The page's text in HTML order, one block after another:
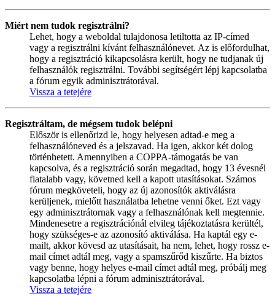
Miért nem tudok regisztrálni?
Lehet, hogy a weboldal tulajdonosa letiltotta az IP-címed
vagy a regisztrálni kívánt felhasználónevet. Az is előfordulhat,
hogy a regisztráció kikapcsolásra került, hogy ne tudjanak új
felhasználók regisztrálni. További segítségért lépj kapcsolatba
a fórum egyik adminisztrátorával.
Vissza a tetejére
Regisztráltam, de mégsem tudok belépni
Először is ellenőrizd le, hogy helyesen adtad-e meg a
felhasználóneved és a jelszavad. Ha igen, akkor két dolog
történhetett. Amennyiben a COPPA-támogatás be van
kapcsolva, és a regisztráció során megadtad, hogy 13 évesnél
fiatalabb vagy, követned kell a kapott utasításokat. Számos
fórum megköveteli, hogy az új azonosítók aktiválásra
kerüljenek, mielőtt használatba lehetne venni őket. Ezt vagy
egy adminisztrátornak vagy a felhasználónak kell megtennie.
Mindenesetre a regisztrációnál elvileg tájékoztatásra kerültél,
hogy szükséges-e az azonosító aktiválása. Ha kaptál egy e-
mailt, akkor kövesd az utasításait, ha nem, lehet, hogy rossz e-
mail címet adtál meg, vagy a spamszűrőd kiszűrte. Ha biztos
vagy benne, hogy helyes e-mail címet adtál meg, próbálj meg
kapcsolatba lépni a fórum adminisztrátorával.
Vissza a tetejére